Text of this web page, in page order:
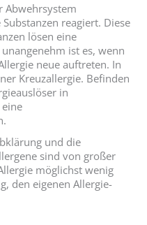
Abwehrsystem
reagiert. Diese
lösen eine
ist es, wenn
neue auftreten. In
Kreuzallergie. Befinden
in
und die
sind von großer
möglichst wenig
den eigenen Allergie-